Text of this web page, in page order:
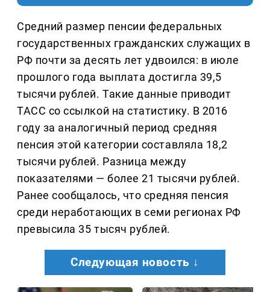
Средний размер пенсии федеральных
государственных гражданских служащих в
РФ почти за десять лет удвоился: в июле
прошлого года выплата достигла 39,5
тысячи рублей. Такие данные приводит
ТАСС со ссылкой на статистику. В 2016
году за аналогичный период средняя
пенсия этой категории составляла 18,2
тысячи рублей. Разница между
показателями — более 21 тысячи рублей.
Ранее сообщалось, что средняя пенсия
среди неработающих в семи регионах РФ
превысила 35 тысяч рублей.
Следующая новость ↓